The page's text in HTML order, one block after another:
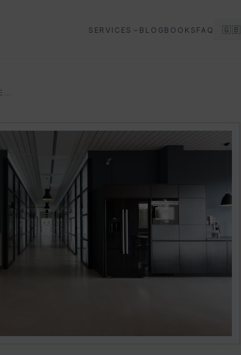
SERVICES BLOG BOOKS FAQ 🇬🇧
AI E PRODUTTIVITA AZIENDALE: GUIDA PRATICA 2026